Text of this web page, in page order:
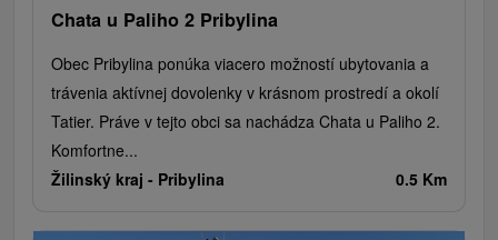
Chata u Paliho 2 Pribylina
Obec Pribylina ponúka viacero možností ubytovania a
trávenia aktívnej dovolenky v krásnom prostredí a okolí
Tatier. Práve v tejto obci sa nachádza Chata u Paliho 2.
Komfortne...
Žilinský kraj - Pribylina 0.5 Km